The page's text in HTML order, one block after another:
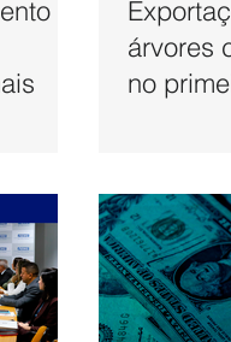
árvores
no